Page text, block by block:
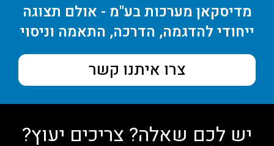
מדיסקאן מערכות בע"מ - אולם תצוגה
ייחודי להדגמה, הדרכה, התאמה וניסוי
צרו איתנו קשר
יש לכם שאלה? צריכים יעוץ?